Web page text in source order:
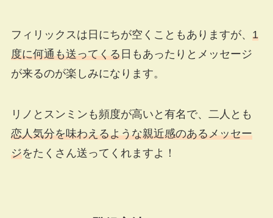
フィリックスは日にちが空くこともありますが、 1
度に何通も送ってくる日もあったりとメッセージ
が来るのが楽しみになります。
リノとスンミンも頻度が高いと有名で、二人とも
恋人気分を味わえるような親近感のあるメッセー
ジをたくさん送ってくれますよ！